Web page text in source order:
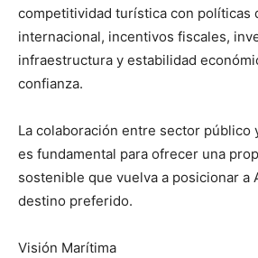
competitividad turística con políticas
internacional, incentivos fiscales,
infraestructura y estabilidad
confianza.
La colaboración entre sector público
es fundamental para ofrecer una
sostenible que vuelva a posicionar a
destino preferido.
Visión Marítima